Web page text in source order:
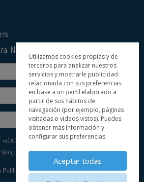
Newsletter
reCAPTCHA y se aplican la
Google.
Política de Privacidad
Utilizamos cookies propias y de
terceros para analizar nuestros
servicios y mostrarle publicidad
relacionada con sus preferencias
en base a un perfil elaborado a
partir de sus hábitos de
navegación (por ejemplo, páginas
visitadas o videos vistos). Puedes
obtener más información y
configurar sus preferencias.
Aceptar todas